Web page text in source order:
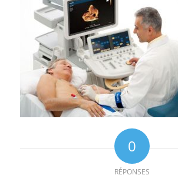
0
RÉPONSES